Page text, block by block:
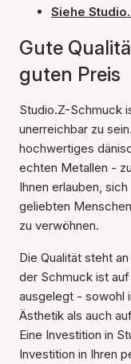
Siehe
Gute
guten Preis
Studio.Z-Schmuck
unerreichbar zu
hochwertiges
echten Metallen -
Ihnen erlauben,
geliebten
zu verwöhnen.
Die Qualität steht
der Schmuck ist
ausgelegt - sowohl
Ästhetik als auch
Eine Investition in
Investition in Ihren